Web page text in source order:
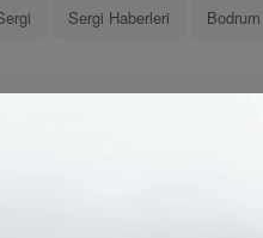
Sergi Haberleri Bodrum
Kurumsal
İnş...